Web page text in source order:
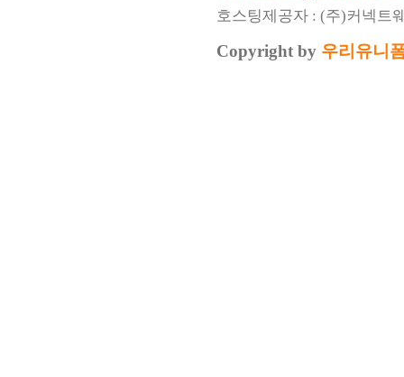
호스팅제공자 : (주)커넥트
Copyright by 우리유니